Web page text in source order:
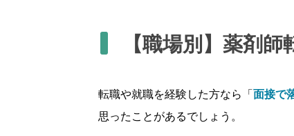
【職場別】薬剤
転職や就職を経験した方なら「 面接で
思ったことがあるでしょう。